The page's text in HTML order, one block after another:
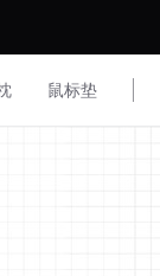
鼠标垫